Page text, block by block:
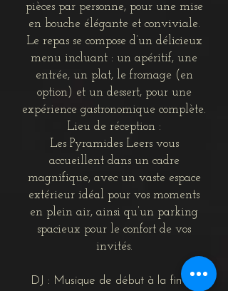
pièces par personne, pour une mise
en bouche élégante et conviviale.
Le repas se compose d’un délicieux
menu incluant : un apéritif, une
entrée, un plat, le fromage (en
option) et un dessert, pour une
expérience gastronomique complète.
Lieu de réception :
Les Pyramides Leers vous
accueillent dans un cadre
magnifique, avec un vaste espace
extérieur idéal pour vos moments
en plein air, ainsi qu’un parking
spacieux pour le confort de vos
invités.
DJ : Musique de début à la fin de